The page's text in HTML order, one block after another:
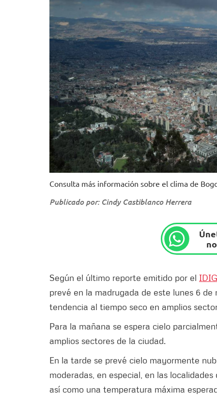
Consulta más información sobre el clima de
Publicado por: Cindy Castiblanco Herrera
Según el último reporte emitido por el
prevé en la madrugada de este lunes 6
tendencia al tiempo seco en amplios
Para la mañana se espera cielo
amplios sectores de la ciudad.
En la tarde se prevé cielo mayormente
moderadas, en especial, en las
así como una temperatura máxima